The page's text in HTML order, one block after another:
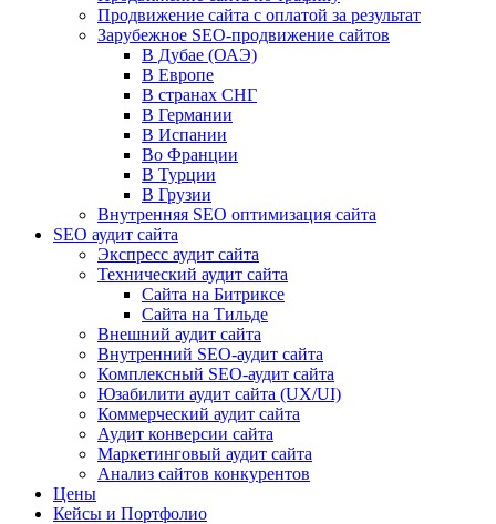
Продвижение сайта с оплатой за результат
Зарубежное SEO-продвижение сайтов
В Дубае (ОАЭ)
В Европе
В странах СНГ
В Германии
В Испании
Во Франции
В Турции
В Грузии
Внутренняя SEO оптимизация сайта
SEO аудит сайта
Экспресс аудит сайта
Технический аудит сайта
Сайта на Битриксе
Сайта на Тильде
Внешний аудит сайта
Внутренний SEO-аудит сайта
Комплексный SEO-аудит сайта
Юзабилити аудит сайта (UX/UI)
Коммерческий аудит сайта
Аудит конверсии сайта
Маркетинговый аудит сайта
Анализ сайтов конкурентов
Цены
Кейсы и Портфолио